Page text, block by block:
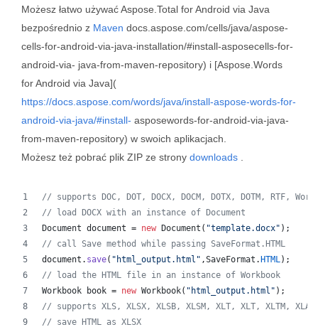
Możesz łatwo używać Aspose.Total for Android via Java
bezpośrednio z Maven docs.aspose.com/cells/java/aspose-
cells-for-android-via-java-installation/#install-asposecells-for-
android-via- java-from-maven-repository) i [Aspose.Words
for Android via Java](
https://docs.aspose.com/words/java/install-aspose-words-for-
android-via-java/#install- asposewords-for-android-via-java-
from-maven-repository) w swoich aplikacjach.
Możesz też pobrać plik ZIP ze strony downloads
// supports DOC, DOT, DOCX, DOCM, DOTX, DOTM, RTF,
// load DOCX with an instance of Document
Document document = new Document ( "template.docx" );
// call Save method while passing SaveFormat.HTML
document . save( "html_output.html" ,SaveFormat . HTML);
// load the HTML file in an instance of Workbook
Workbook
book = new Workbook( "html_output.html" );
// supports XLS, XLSX, XLSB, XLSM, XLT, XLT, XLTM,
// save HTML as XLSX